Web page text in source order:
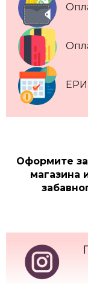
Оформите
магазина